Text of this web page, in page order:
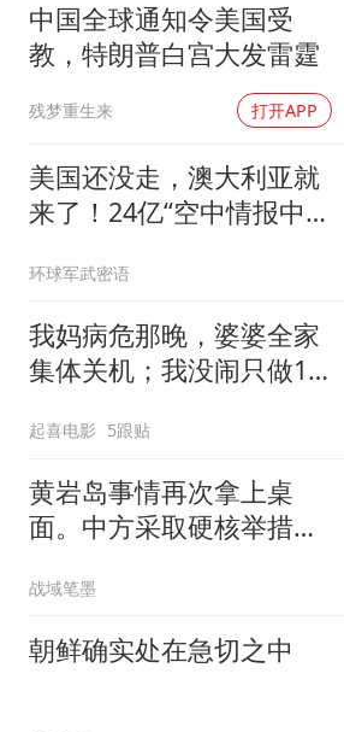
中国全球通知令美国受
教，特朗普白宫大发雷霆
残梦重生来 打开APP
美国还没走，澳大利亚就
来了！24亿“空中情报中
环球军武密语
我妈病危那晚，婆婆全家
集体关机；我没闹只做1
你是不是疯了？
起喜电影 5跟贴
黄岩岛事情再次拿上桌
面。中方采取硬核举措，
一起来听听
战域笔墨
朝鲜确实处在急切之中